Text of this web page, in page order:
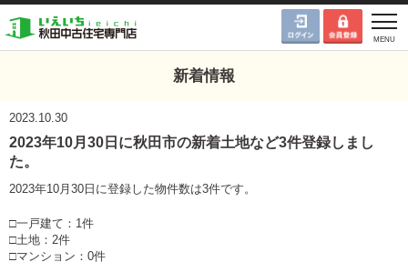
新着情報
2023.10.30
2023年10月30日に秋田市の新着土地など3件登録しまし
た。
2023年10月30日に登録した物件数は3件です。
□一戸建て：1件
□土地：2件
□マンション：0件